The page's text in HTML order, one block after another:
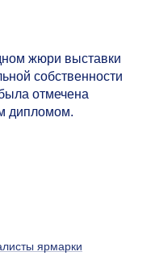
жюри выставки
собственности
отмечена
дипломом.
ярмарки